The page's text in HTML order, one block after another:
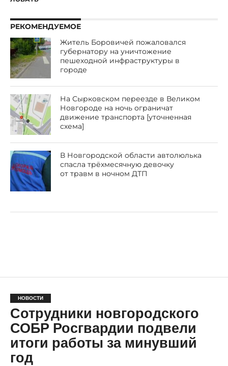
РЕКОМЕНДУЕМОЕ
Житель Боровичей пожаловался
губернатору на уничтожение
пешеходной инфраструктуры в
городе
На Сырковском переезде в Великом
Новгороде на ночь ограничат
движение транспорта [уточненная
схема]
В Новгородской области автолюлька
спасла трёхмесячную девочку
от травм в ночном ДТП
НОВОСТИ
Сотрудники новгородского
СОБР Росгвардии подвели
итоги работы за минувший
год